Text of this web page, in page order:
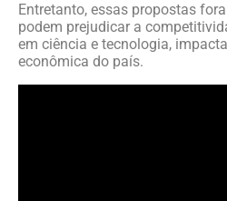
Entretanto, essas propostas
podem prejudicar a
em ciência e tecnologia,
econômica do país.